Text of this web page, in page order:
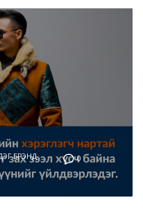
0
БРЭНД